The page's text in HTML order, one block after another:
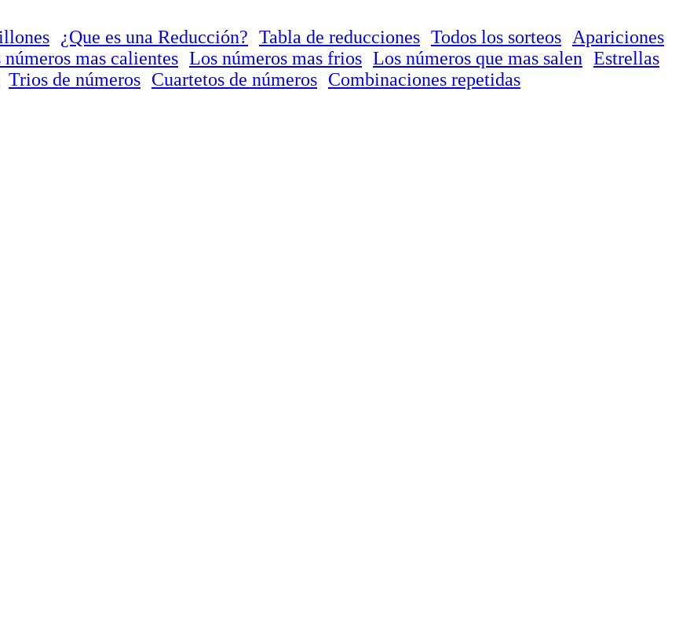
¿Que es una Reducción? Tabla de reducciones Todos los sorteos
Apariciones
números mas calientes Los números mas frios Los números que mas salen Estrellas
Trios de números Cuartetos de números Combinaciones repetidas